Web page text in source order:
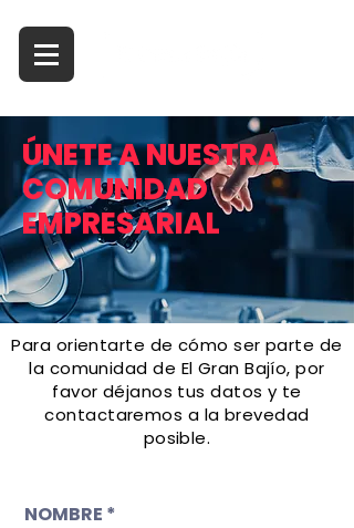
ÚNETE A NUESTRA
COMUNIDAD
EMPRESARIAL
Para orientarte de cómo ser parte de
la comunidad de El Gran Bajío, por
favor déjanos tus datos y te
contactaremos a la brevedad
posible.
NOMBRE